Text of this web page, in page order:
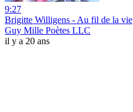
9:27
Brigitte Willigens - Au fil de la vie
Guy Mille Poètes LLC
il y a 20 ans